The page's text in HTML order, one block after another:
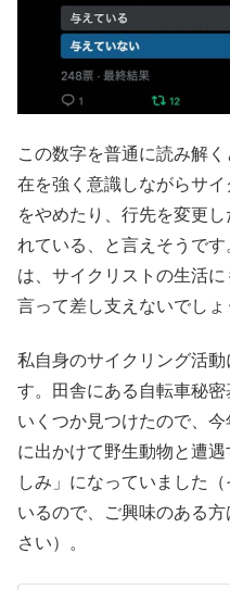
この数字を普通に読み解
在を強く意識しながらサ
をやめたり、行先を変更
れている、と言えそうで
は、サイクリストの生活
言って差し支えないでしょ
私自身のサイクリング活
す。田舎にある自転車秘
いくつか見つけたので、
に出かけて野生動物と遭
しみ」になっていました
いるので、ご興味のある
さい）。